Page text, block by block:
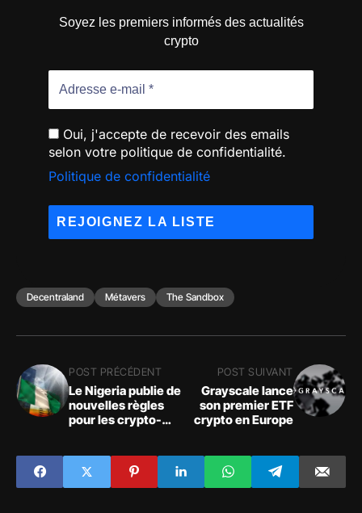
Soyez les premiers informés des actualités
crypto
Oui, j'accepte de recevoir des emails
selon votre politique de confidentialité.
Politique de confidentialité
Decentraland Métavers The Sandbox
POST PRÉCÉDENT
Le Nigeria publie de
nouvelles règles
pour les crypto-
POST SUIVANT
Grayscale lance
son premier ETF
crypto en Europe